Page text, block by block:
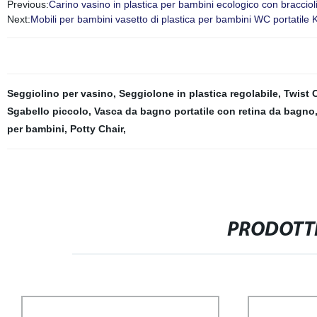
Previous:Carino vasino in plastica per bambini ecologico con
Next:Mobili per bambini vasetto di plastica per bambini WC portatile
Seggiolino per vasino, Seggiolone in plastica regolabile, Twist
Sgabello piccolo, Vasca da bagno portatile con retina da bagno
per bambini, Potty Chair,